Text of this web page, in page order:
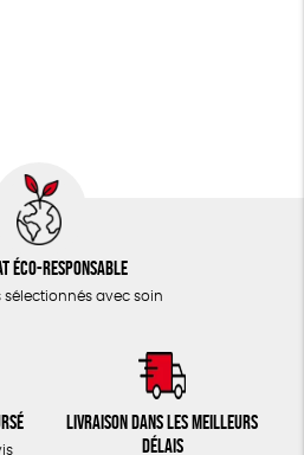
éco-responsable
sélectionnés avec soin
Livraison dans les meilleurs
délais